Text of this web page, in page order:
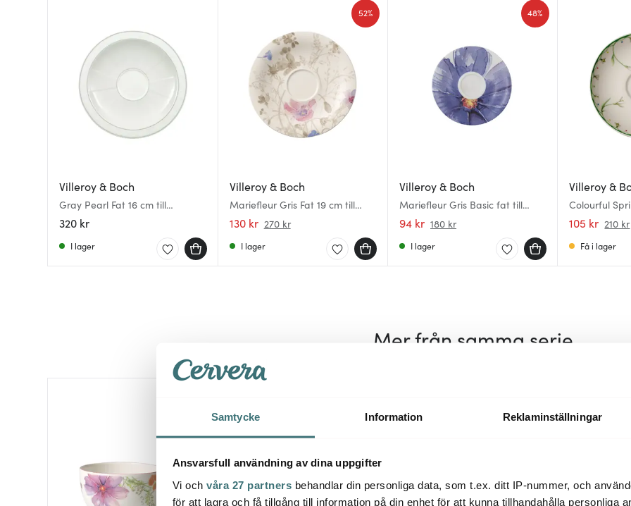
Samtycke Information Reklaminställningar
Ansvarsfull användning av dina uppgifter
Vi och våra 27 partners behandlar din personliga data, som t.ex. ditt IP-nummer, och
för att lagra och få tillgång till information på din enhet för att kunna tillhandahålla personliga
Villeroy & Boch
Gray Pearl Fat 16 cm till
kaffekopp 20 cl
320 kr
I lager
Villeroy & Boch
Mariefleur Gris Fat 19 cm till
frukostkopp 39 cl
130 kr 270 kr
52%
I lager
Villeroy & Boch
Mariefleur Gris Basic fat till
espressokopp 12 cm
94 kr 180 kr
48%
I lager
Villeroy &
Colourful
kaffekopp
105 kr 210 kr
Få i lager
Mer från samma serie